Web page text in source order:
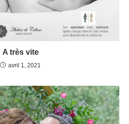
A très vite
avril 1, 2021